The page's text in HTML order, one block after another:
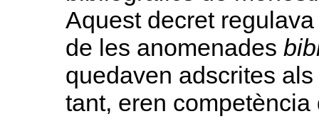
Aquest decret
de les anomenades
quedaven adscrites
tant, eren